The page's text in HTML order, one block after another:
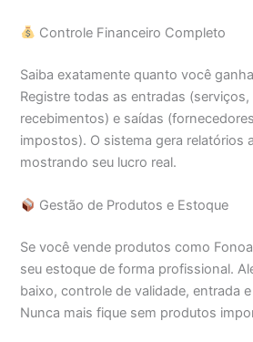
Controle Financeiro Completo
Saiba exatamente quanto você
Registre todas as entradas (serviços,
recebimentos) e saídas
impostos). O sistema gera relatórios
mostrando seu lucro real.
Gestão de Produtos e Estoque
Se você vende produtos como
seu estoque de forma profissional.
baixo, controle de validade, entrada
Nunca mais fique sem produtos